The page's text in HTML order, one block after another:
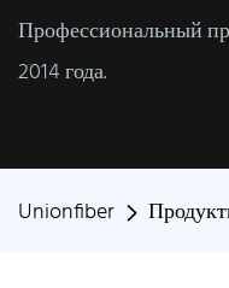
Профессиональный
2014 года.
Unionfiber